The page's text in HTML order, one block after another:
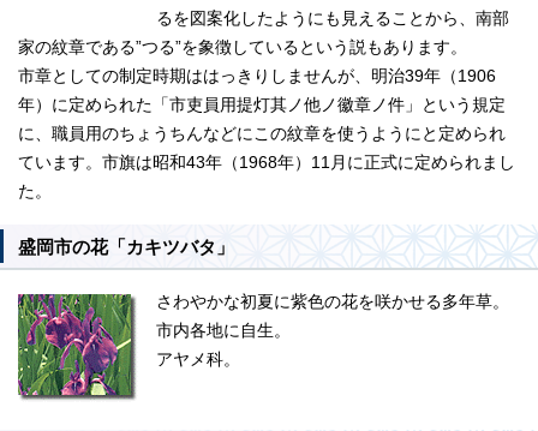
るを図案化したようにも見えることから、南部
家の紋章である”つる”を象徴しているという説もあります。
市章としての制定時期ははっきりしませんが、明治39年（1906
年）に定められた「市吏員用提灯其ノ他ノ徽章ノ件」という規定
に、職員用のちょうちんなどにこの紋章を使うようにと定められ
ています。市旗は昭和43年（1968年）11月に正式に定められまし
た。
盛岡市の花「カキツバタ」
さわやかな初夏に紫色の花を咲かせる多年草。
市内各地に自生。
アヤメ科。